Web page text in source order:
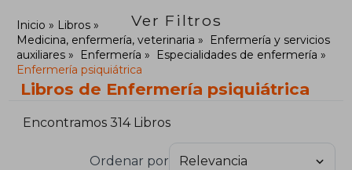
Ver Filtros
Inicio
Libros
Medicina, enfermería, veterinaria
Enfermería y servicios
auxiliares
Enfermería
Especialidades de enfermería
Enfermería psiquiátrica
Libros de Enfermería psiquiátrica
Encontramos 314 Libros
Ordenar por